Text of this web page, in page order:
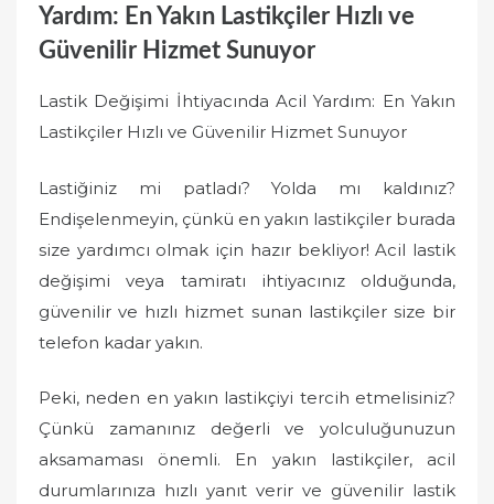
Yardım: En Yakın Lastikçiler Hızlı ve
Güvenilir Hizmet Sunuyor
Lastik Değişimi İhtiyacında Acil Yardım: En Yakın
Lastikçiler Hızlı ve Güvenilir Hizmet Sunuyor
Lastiğiniz mi patladı? Yolda mı kaldınız?
Endişelenmeyin, çünkü en yakın lastikçiler burada
size yardımcı olmak için hazır bekliyor! Acil lastik
değişimi veya tamiratı ihtiyacınız olduğunda,
güvenilir ve hızlı hizmet sunan lastikçiler size bir
telefon kadar yakın.
Peki, neden en yakın lastikçiyi tercih etmelisiniz?
Çünkü zamanınız değerli ve yolculuğunuzun
aksamaması önemli. En yakın lastikçiler, acil
durumlarınıza hızlı yanıt verir ve güvenilir lastik